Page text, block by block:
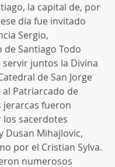
la capital de, por
día fue invitado
Sergio,
Santiago Todo
servir juntos la Divina
de San Jorge
Patriarcado de
jerarcas fueron
sacerdotes
Dusan Mihajlovic,
por el Cristian Sylva.
numerosos